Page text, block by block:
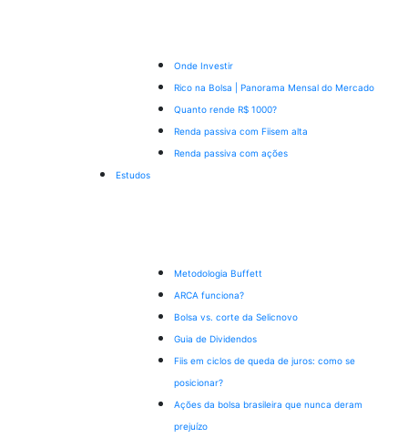
Onde Investir
Rico na Bolsa | Panorama Mensal do Mercado
Quanto rende R$ 1000?
Renda passiva com Fiisem alta
Renda passiva com ações
Estudos
Metodologia Buffett
ARCA funciona?
Bolsa vs. corte da Selicnovo
Guia de Dividendos
Fiis em ciclos de queda de juros: como se
posicionar?
Ações da bolsa brasileira que nunca deram
prejuízo